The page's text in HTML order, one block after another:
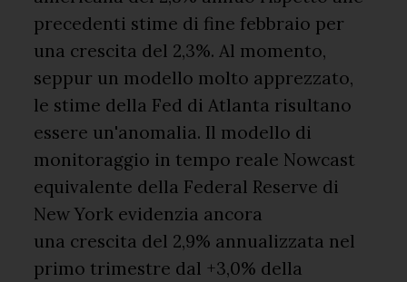
precedenti stime di fine febbraio per
una crescita del 2,3%. Al momento,
seppur un modello molto apprezzato,
le stime della Fed di Atlanta risultano
essere un'anomalia. Il modello di
monitoraggio in tempo reale Nowcast
equivalente della Federal Reserve di
New York evidenzia ancora
una crescita del 2,9% annualizzata nel
primo trimestre dal +3,0% della